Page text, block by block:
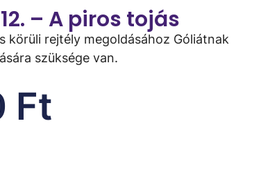
– A piros tojás
körüli rejtély megoldásához Góliátnak
szüksége van.
Ft